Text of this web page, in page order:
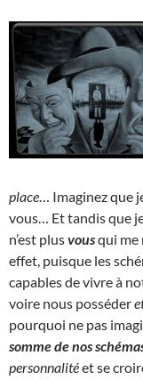
place … Imaginez que
vous… Et tandis que
n’est plusvousqui me
effet, puisque les
capables de vivre à
voire nous posséder
pourquoi ne pas
somme de nos
personnalitéet se